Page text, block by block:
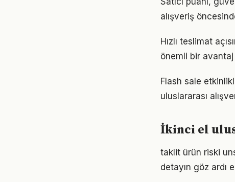
alışveriş
Hızlı teslimat
önemli bir avantaj
Flash sale
uluslararası
İkinci el
taklit ürün riski
detayın göz ardı